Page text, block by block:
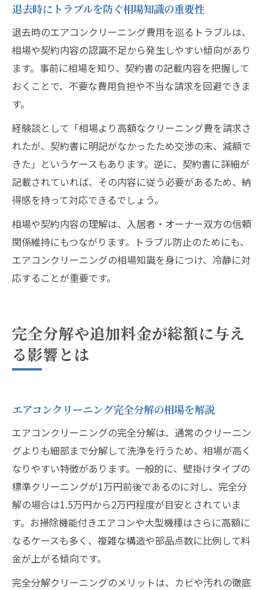
退去時にトラブルを防ぐ相場知識の重要性
退去時のエアコンクリーニング費用を巡るトラブルは、
相場や契約内容の認識不足から発生しやすい傾向があり
ます。事前に相場を知り、契約書の記載内容を把握して
おくことで、不要な費用負担や不当な請求を回避できま
す。
経験談として「相場より高額なクリーニング費を請求さ
れたが、契約書に明記がなかったため交渉の末、減額で
きた」というケースもあります。逆に、契約書に詳細が
記載されていれば、その内容に従う必要があるため、納
得感を持って対応できるでしょう。
相場や契約内容の理解は、入居者・オーナー双方の信頼
関係維持にもつながります。トラブル防止のためにも、
エアコンクリーニングの相場知識を身につけ、冷静に対
応することが重要です。
完全分解や追加料金が総額に与え
る影響とは
エアコンクリーニング完全分解の相場を解説
エアコンクリーニングの完全分解は、通常のクリーニン
グよりも細部まで分解して洗浄を行うため、相場が高く
なりやすい特徴があります。一般的に、壁掛けタイプの
標準クリーニングが1万円前後であるのに対し、完全分
解の場合は1.5万円から2万円程度が目安とされていま
す。お掃除機能付きエアコンや大型機種はさらに高額に
なるケースも多く、複雑な構造や部品点数に比例して料
金が上がる傾向です。
完全分解クリーニングのメリットは、カビや汚れの徹底